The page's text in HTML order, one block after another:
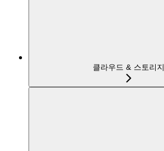
클라우드 & 스토리지